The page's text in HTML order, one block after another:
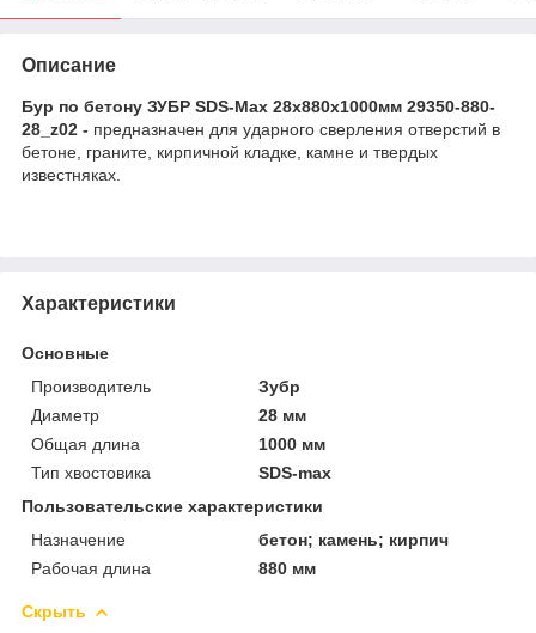
Описание
Бур по бетону ЗУБР SDS-Max 28x880х1000мм 29350-880-
28_z02 - предназначен для ударного сверления отверстий в
бетоне, граните, кирпичной кладке, камне и твердых
известняках.
Характеристики
Основные
Производитель
Зубр
Диаметр
28 мм
Общая длина
1000 мм
Тип хвостовика
SDS-max
Пользовательские характеристики
Назначение
бетон; камень; кирпич
Рабочая длина
880 мм
Скрыть